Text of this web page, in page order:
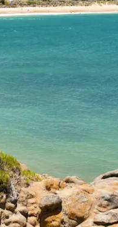
para cima e para